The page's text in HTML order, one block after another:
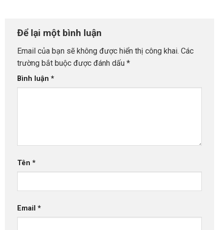
Để lại một bình luận
Email của bạn sẽ không được hiển thị công khai. Các
trường bắt buộc được đánh dấu *
Bình luận *
Tên *
Email *